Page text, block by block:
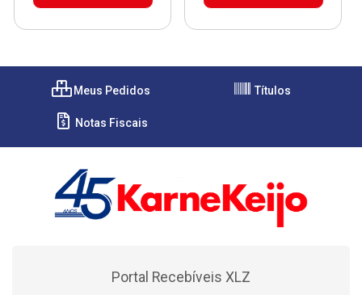
Meus Pedidos Títulos
Notas Fiscais
Portal Recebíveis XLZ